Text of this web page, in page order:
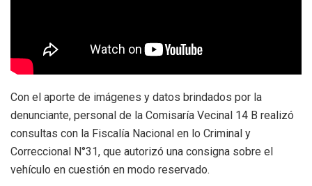
Con el aporte de imágenes y datos brindados por la
denunciante, personal de la Comisaría Vecinal 14 B realizó
consultas con la Fiscalía Nacional en lo Criminal y
Correccional N°31, que autorizó una consigna sobre el
vehículo en cuestión en modo reservado.